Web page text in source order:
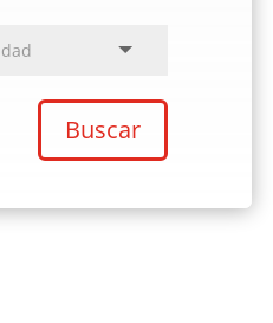
Buscar